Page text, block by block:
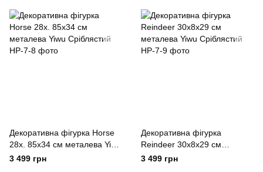
Декоративна фігурка Horse
28х. 85х34 см металева Yiwu
Сріблястий
3 499 грн
Декоративна фігурка
Reindeer 30х8х29 см
металева Yiwu Сріблястий
3 499 грн